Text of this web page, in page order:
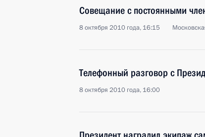
Совещание с постоянными
8 октября 2010 года, 16:15
Телефонный разговор с
8 октября 2010 года, 16:00